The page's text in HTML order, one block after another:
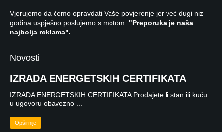
Vjerujemo da ćemo opravdati Vaše povjerenje jer već dugi niz
godina uspješno poslujemo s motom: "Preporuka je naša
najbolja reklama".
Novosti
IZRADA ENERGETSKIH CERTIFIKATA
IZRADA ENERGETSKIH CERTIFIKATA Prodajete li stan ili kuću
u ugovoru obavezno ...
Opširnije